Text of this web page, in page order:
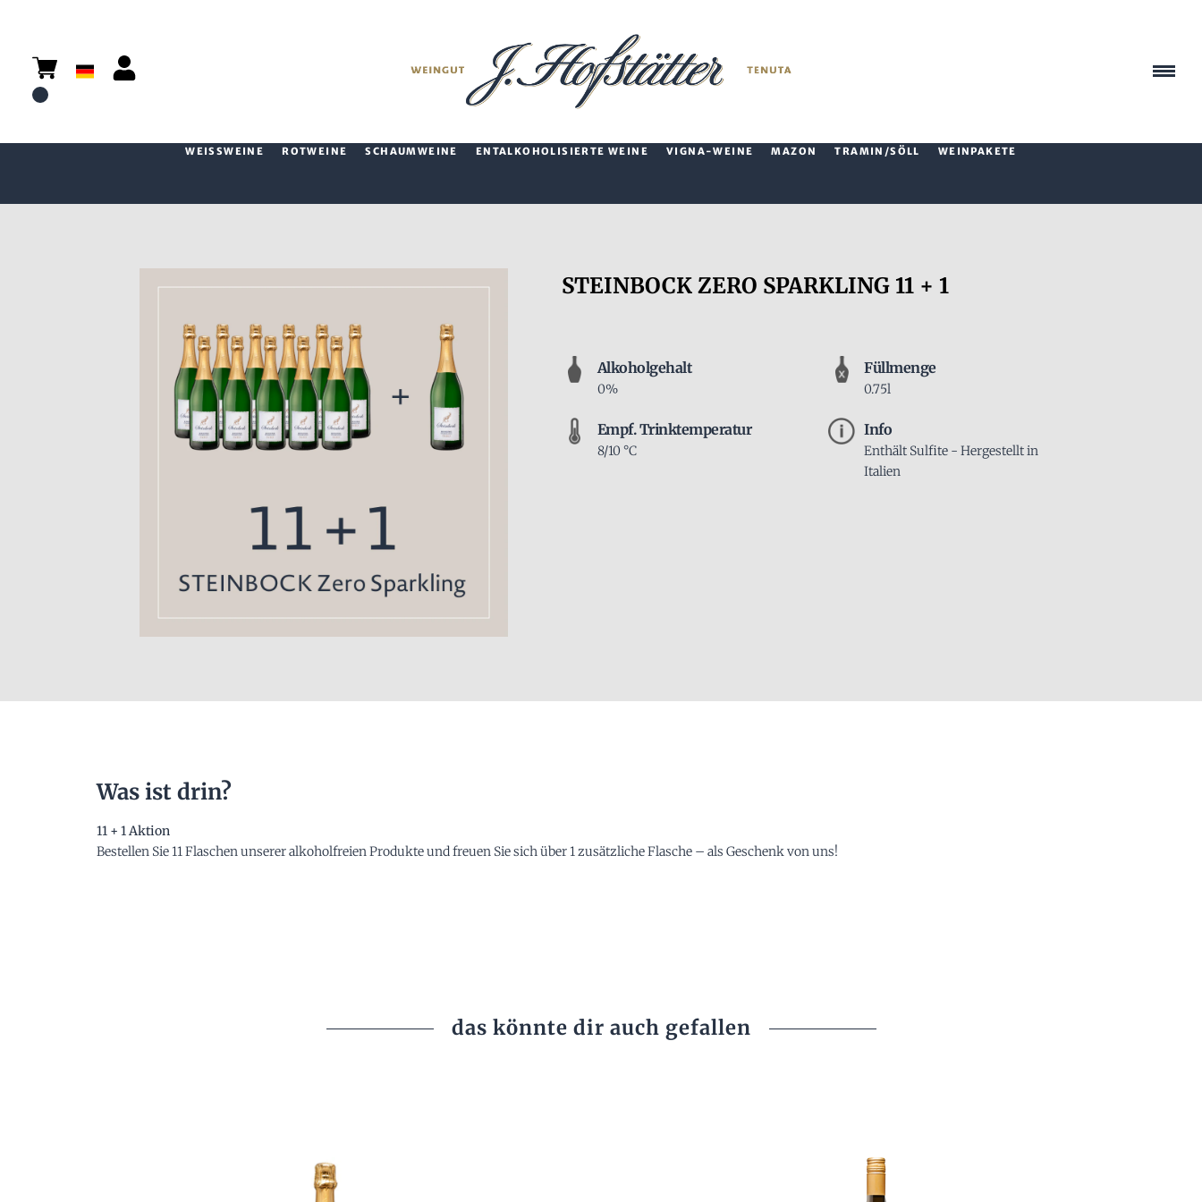
WEISSWEINE ROTWEINE SCHAUMWEINE ENTALKOHOLISIERTE WEINE VIGNA-WEINE MAZON TRAMIN/SÖLL WEINPAKETE
STEINBOCK ZERO SPARKLING 11 + 1
Alkoholgehalt
0%
Füllmenge
0.75l
Empf. Trinktemperatur
8/10 °C
Info
Enthält Sulfite - Hergestellt in
Italien
Was ist drin?
11 + 1 Aktion
Bestellen Sie 11 Flaschen unserer alkoholfreien Produkte und freuen Sie sich über 1 zusätzliche Flasche – als Geschenk von uns!
das könnte dir auch gefallen